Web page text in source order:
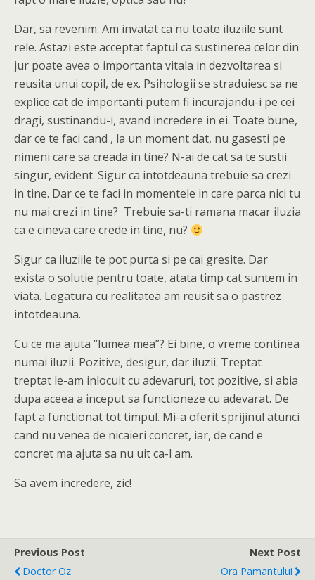
Dar, sa revenim. Am invatat ca nu toate iluziile sunt
rele. Astazi este acceptat faptul ca sustinerea celor din
jur poate avea o importanta vitala in dezvoltarea si
reusita unui copil, de ex. Psihologii se straduiesc sa ne
explice cat de importanti putem fi incurajandu-i pe cei
dragi, sustinandu-i, avand incredere in ei. Toate bune,
dar ce te faci cand , la un moment dat, nu gasesti pe
nimeni care sa creada in tine? N-ai de cat sa te sustii
singur, evident. Sigur ca intotdeauna trebuie sa crezi
in tine. Dar ce te faci in momentele in care parca nici tu
nu mai crezi in tine? Trebuie sa-ti ramana macar iluzia
ca e cineva care crede in tine, nu?
Sigur ca iluziile te pot purta si pe cai gresite. Dar
exista o solutie pentru toate, atata timp cat suntem in
viata. Legatura cu realitatea am reusit sa o pastrez
intotdeauna.
Cu ce ma ajuta “lumea mea”? Ei bine, o vreme continea
numai iluzii. Pozitive, desigur, dar iluzii. Treptat
treptat le-am inlocuit cu adevaruri, tot pozitive, si abia
dupa aceea a inceput sa functioneze cu adevarat. De
fapt a functionat tot timpul. Mi-a oferit sprijinul atunci
cand nu venea de nicaieri concret, iar, de cand e
concret ma ajuta sa nu uit ca-l am.
Sa avem incredere, zic!
Previous Post
Doctor Oz
Next Post
Ora Pamantului